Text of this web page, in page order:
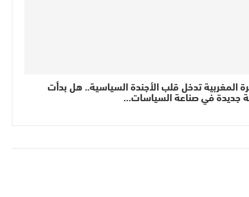
المغربية تدخل قلب الأجندة السياسية.. هل بدأت
جديدة في صناعة السياسات…